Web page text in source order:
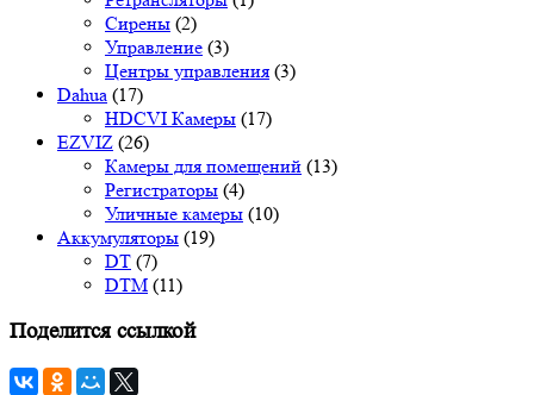
Сирены (2)
Управление (3)
Центры управления (3)
Dahua (17)
HDCVI Камеры (17)
EZVIZ (26)
Камеры для помещений (13)
Регистраторы (4)
Уличные камеры (10)
Аккумуляторы (19)
DT (7)
DTM (11)
Поделится ссылкой